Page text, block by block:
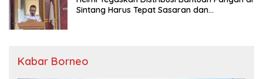
Sintang Harus Tepat Sasaran dan
Kabar Borneo